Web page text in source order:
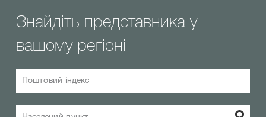
Знайдіть представника у
вашому регіоні
Поштовий індекс